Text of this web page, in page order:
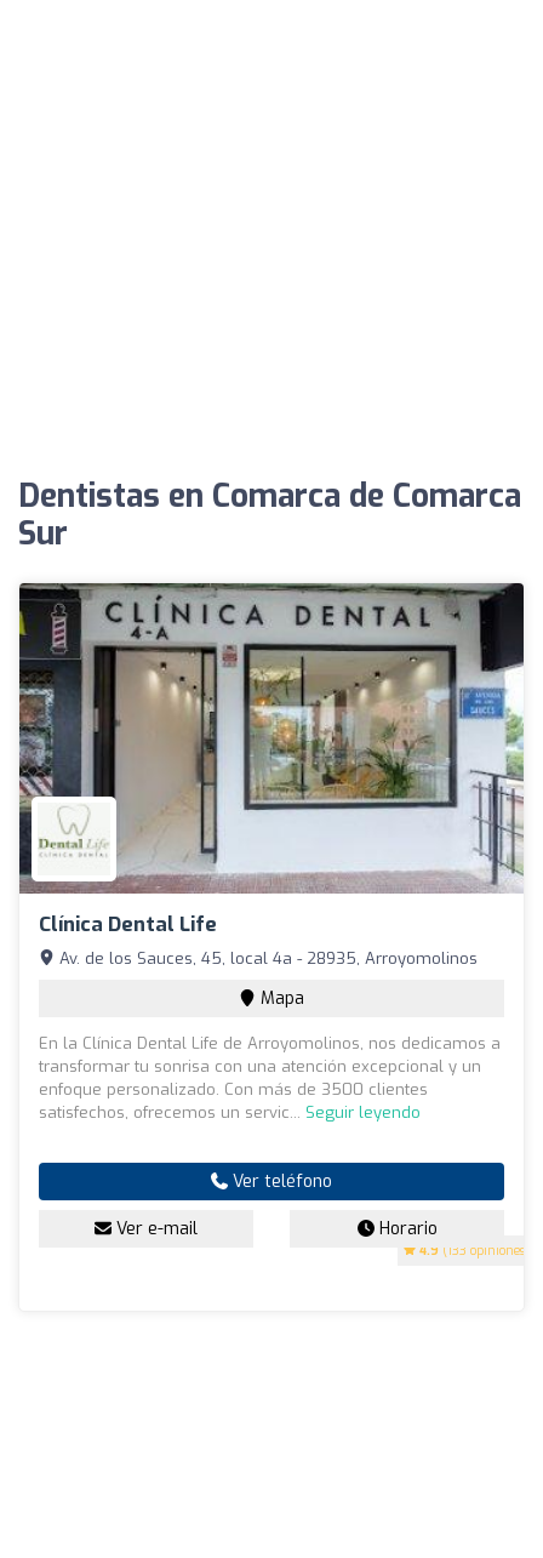
Dentistas en Comarca de Comarca
Sur
Clínica Dental Life
4.9 (133 opiniones)
Av. de los Sauces, 45, local 4a - 28935, Arroyomolinos
Mapa
En la Clínica Dental Life de Arroyomolinos, nos dedicamos a
transformar tu sonrisa con una atención excepcional y un
enfoque personalizado. Con más de 3500 clientes
satisfechos, ofrecemos un servic... Seguir leyendo
Ver teléfono
Ver e-mail Horario